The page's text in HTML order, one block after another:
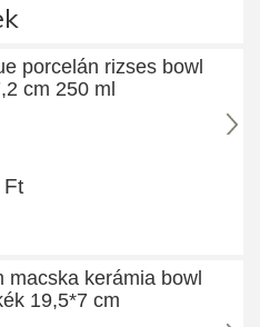
porcelán rizses bowl
cm 250 ml
Ft
macska kerámia bowl
19,5*7 cm